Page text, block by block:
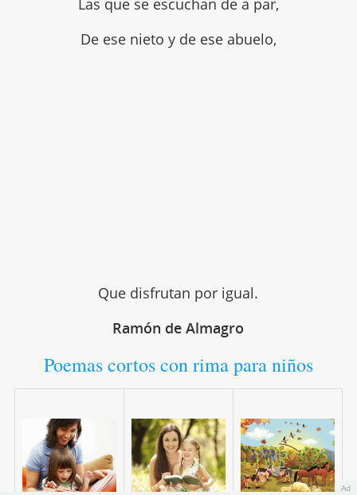
Las que se escuchan de a par,
De ese nieto y de ese abuelo,
Que disfrutan por igual.
Ramón de Almagro
Poemas cortos con rima para niños
Ad